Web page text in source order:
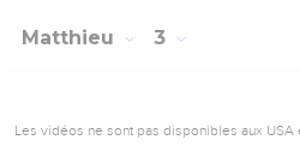
Matthieu 3
Les vidéos ne sont pas disponibles aux USA